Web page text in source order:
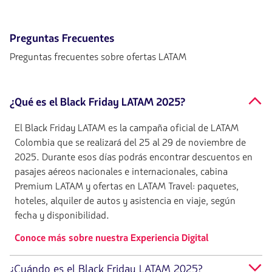
Preguntas Frecuentes
Preguntas frecuentes sobre ofertas LATAM
¿Qué es el Black Friday LATAM 2025?
El Black Friday LATAM es la campaña oficial de LATAM
Colombia que se realizará del 25 al 29 de noviembre de
2025. Durante esos días podrás encontrar descuentos en
pasajes aéreos nacionales e internacionales, cabina
Premium LATAM y ofertas en LATAM Travel: paquetes,
hoteles, alquiler de autos y asistencia en viaje, según
fecha y disponibilidad.
Conoce más sobre nuestra Experiencia Digital